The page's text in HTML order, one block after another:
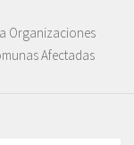
Organizaciones
Afectadas